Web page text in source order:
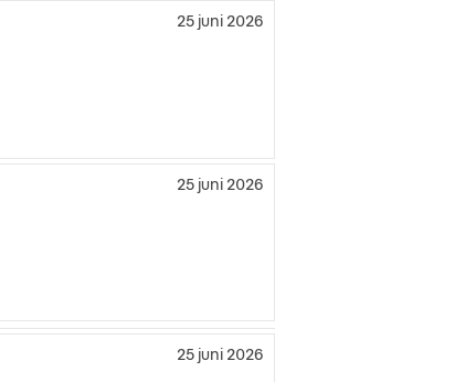
25 juni 2026
25 juni 2026
25 juni 2026